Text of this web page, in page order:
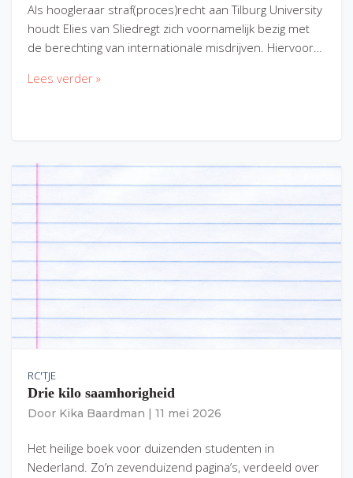
Als hoogleraar straf(proces)recht aan Tilburg University
houdt Elies van Sliedregt zich voornamelijk bezig met
de berechting van internationale misdrijven. Hiervoor…
Lees verder »
RC'TJE
Drie kilo saamhorigheid
Door Kika Baardman 11 mei 2026
Het heilige boek voor duizenden studenten in
Nederland. Zo’n zevenduizend pagina’s, verdeeld over